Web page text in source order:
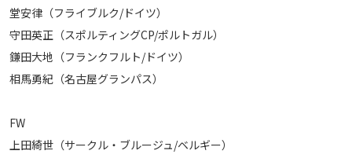
堂安律（フライブルク/ドイツ）
守田英正（スポルティングCP/ポルトガル）
鎌田大地（フランクフルト/ドイツ）
相馬勇紀（名古屋グランパス）
FW
上田綺世（サークル・ブルージュ/ベルギー）